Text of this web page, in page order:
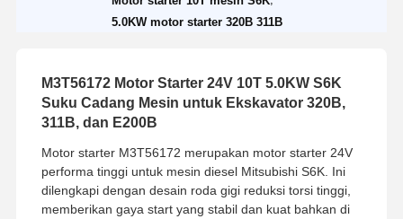
5.0KW motor starter 320B 311B
M3T56172 Motor Starter 24V 10T 5.0KW S6K
Suku Cadang Mesin untuk Ekskavator 320B,
311B, dan E200B
Motor starter M3T56172 merupakan motor starter 24V
performa tinggi untuk mesin diesel Mitsubishi S6K. Ini
dilengkapi dengan desain roda gigi reduksi torsi tinggi,
memberikan gaya start yang stabil dan kuat bahkan di